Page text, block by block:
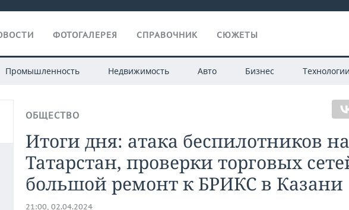
ФОТОГАЛЕРЕЯ СПРАВОЧНИК СЮЖЕТЫ
Промышленность Недвижимость Авто Бизнес Технологии
ОБЩЕСТВО
Итоги дня: атака беспилотников на
Татарстан, проверки торговых
большой ремонт к БРИКС в Казани
21:00, 02.04.2024